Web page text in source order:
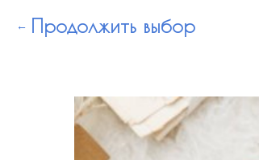
Продолжить выбор